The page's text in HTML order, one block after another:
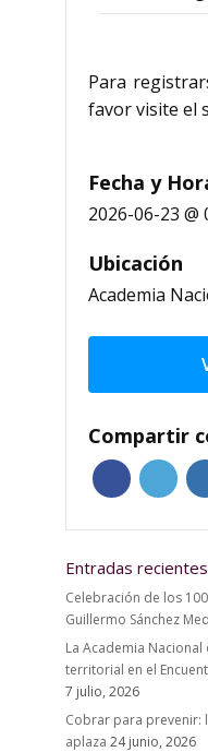
Para
favor visite el
Fecha y
2026-06-23 @
Ubicación
Academia
Compartir
Entradas recientes
Celebración de los
Guillermo Sánchez
La Academia
territorial en el
7 julio, 2026
Cobrar para prevenir:
aplaza 24 junio, 2026